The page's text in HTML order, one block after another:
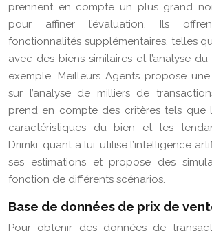
prennent en compte un plus grand
pour affiner l’évaluation. Ils
fonctionnalités supplémentaires, telles
avec des biens similaires et l’analyse
exemple, Meilleurs Agents propose
sur l’analyse de milliers de
prend en compte des critères tels que
caractéristiques du bien et les
Drimki, quant à lui, utilise l’intelligence
ses estimations et propose des
fonction de différents scénarios.
Base de données de prix de
Pour obtenir des données de